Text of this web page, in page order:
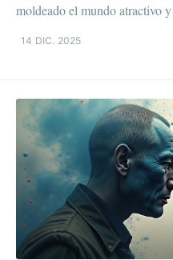
moldeado el mundo atractivo
14 DIC. 2025